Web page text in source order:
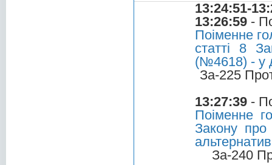
13:24:51-
13:26:59 -
Поіменне
статті 8
(№4618) - у
За-225
13:27:39 -
Поіменне
Закону
За-240